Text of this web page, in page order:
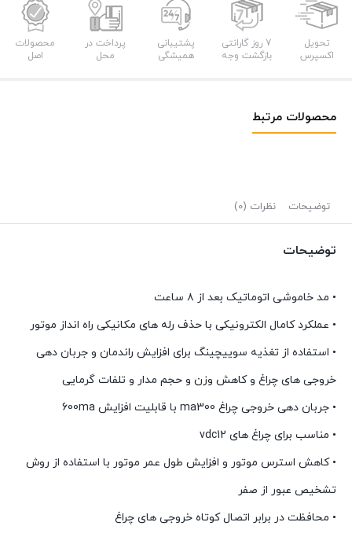
تحویل
اکسپرس
7 روز گارانتی
بازگشت وجه
پشتیبانی
همیشگی
پرداخت در
محل
محصولات
اصل
محصولات مرتبط
توضیحات نظرات (0)
توضیحات
• مد خاموشی اتوماتیک بعد از ۸ ساعت
• عملکرد کامال الکترونیکی با حذف رله های مکانیکی راه انداز موتور
• استفاده از تغذیه سوییچینگ برای افزایش راندمان و جربان دهی
خروجی های چراغ و کاهش وزن و حجم مدار و تلفات گرمایی
• جربان دهی خروجی چراغ ma300 با قابلیت افزایش 600ma
• مناسب برای چراغ های vdc12
• کاهش استرس موتور و افزایش طول عمر موتور با استفاده از روش
تشخیص عبور از صفر
• محافظت در برابر اتصال کوتاه خروجی های چراغ